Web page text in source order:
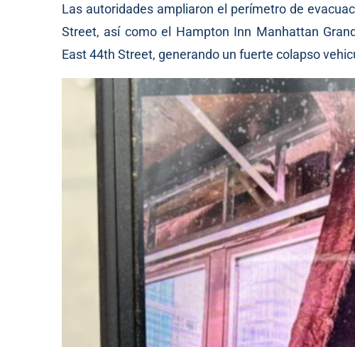
Las autoridades ampliaron el perímetro de
Street, así como el Hampton Inn Manhattan
East 44th Street, generando un fuerte colapso